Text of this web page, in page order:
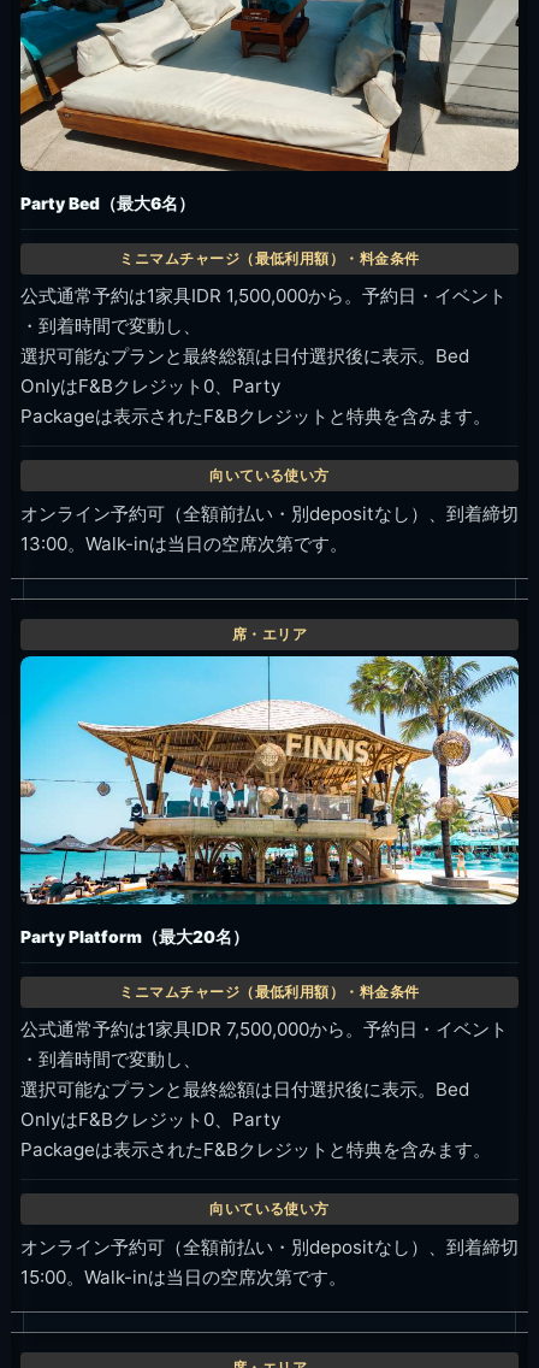
Party Bed（最大6名）
公式通常予約は1家具IDR 1,500,000から。予約日・イベント
・到着時間で変動し、
選択可能なプランと最終総額は日付選択後に表示。Bed
OnlyはF&Bクレジット0、Party
Packageは表示されたF&Bクレジットと特典を含みます。
オンライン予約可（全額前払い・別depositなし）、到着締切
13:00。Walk-inは当日の空席次第です。
Party Platform（最大20名）
公式通常予約は1家具IDR 7,500,000から。予約日・イベント
・到着時間で変動し、
選択可能なプランと最終総額は日付選択後に表示。Bed
OnlyはF&Bクレジット0、Party
Packageは表示されたF&Bクレジットと特典を含みます。
オンライン予約可（全額前払い・別depositなし）、到着締切
15:00。Walk-inは当日の空席次第です。